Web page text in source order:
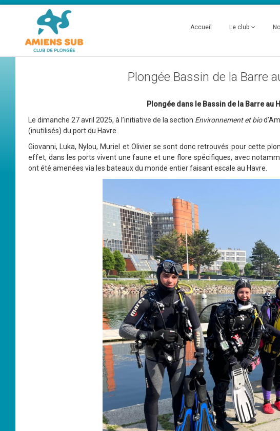
Accueil Le club
Plongée Bassin de la Barre
Plongée dans le Bassin de la Barre au
Le dimanche 27 avril 2025, à l’initiative de la section Environnement et bio
(inutilisés) du port du Havre.
Giovanni, Luka, Nylou, Muriel et Olivier se sont donc retrouvés pour cette
effet, dans les ports vivent une faune et une flore spécifiques, avec
ont été amenées via les bateaux du monde entier faisant escale au Havre.